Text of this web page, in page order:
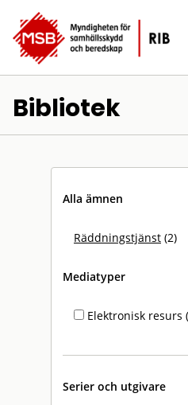
Bibliotek
Alla ämnen
Räddningstjänst (2)
Mediatyper
Elektronisk resurs
Serier och utgivare